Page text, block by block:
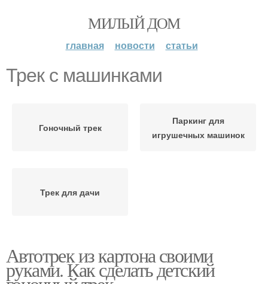
МИЛЫЙ ДОМ
главная новости статьи
Трек с машинками
Гоночный трек
Паркинг для
игрушечных машинок
Трек для дачи
Автотрек из картона своими
руками. Как сделать детский